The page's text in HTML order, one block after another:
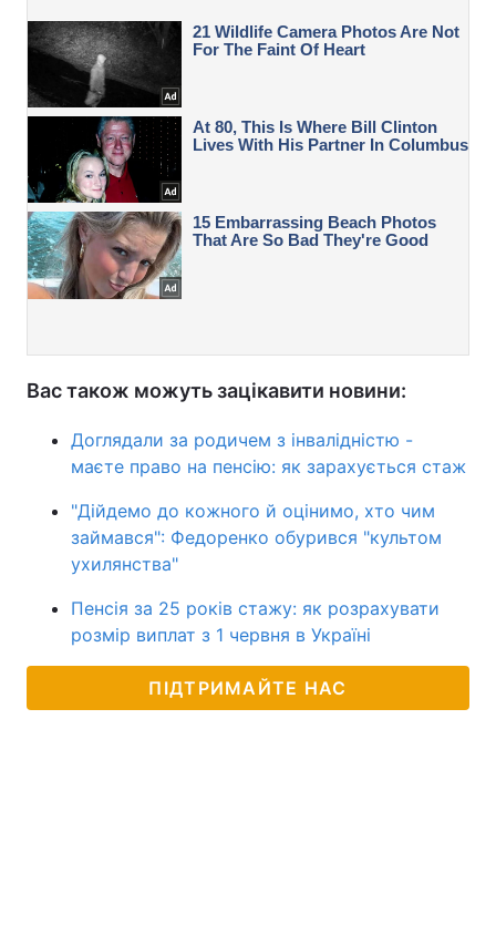
Вас також можуть зацікавити новини:
Доглядали за родичем з інвалідністю -
маєте право на пенсію: як зарахується стаж
"Дійдемо до кожного й оцінимо, хто чим
займався": Федоренко обурився "культом
ухилянства"
Пенсія за 25 років стажу: як розрахувати
розмір виплат з 1 червня в Україні
ПІДТРИМАЙТЕ НАС